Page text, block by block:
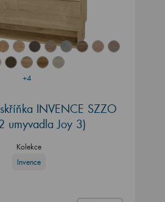
+4
INVENCE SZZO
umyvadla Joy 3)
Kolekce
Invence